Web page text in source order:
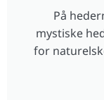
På
mystiske
for